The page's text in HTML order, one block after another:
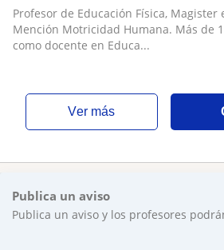
Profesor de Educación Física, Magister
Mención Motricidad Humana. Más de
como docente en Educa...
ver más
Publica un aviso
Publica un aviso y los profesores